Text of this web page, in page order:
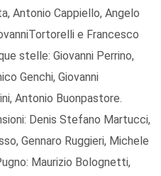
Antonio Cappiello, Angelo
e Francesco
stelle: Giovanni Perrino,
Genchi, Giovanni
Antonio Buonpastore.
Denis Stefano Martucci,
Gennaro Ruggieri, Michele
Maurizio Bolognetti,